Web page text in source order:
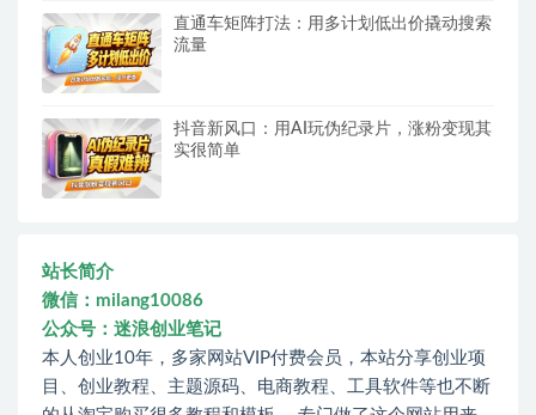
直通车矩阵打法：用多计划低出价撬动搜索
流量
抖音新风口：用AI玩伪纪录片，涨粉变现其
实很简单
站长简介
微信：milang10086
公众号：迷浪创业笔记
本人创业10年，多家网站VIP付费会员，本站分享创业项
目、创业教程、主题源码、电商教程、工具软件等也不断